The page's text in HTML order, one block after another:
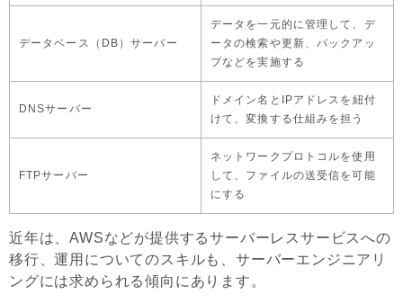
データベース（DB）サーバー
データを一元的に管理して、デ
ータの検索や更新、バックアッ
プなどを実施する
DNSサーバー
ドメイン名とIPアドレスを紐付
けて、変換する仕組みを担う
FTPサーバー
ネットワークプロトコルを使用
して、ファイルの送受信を可能
にする
近年は、AWSなどが提供するサーバーレスサービスへの
移行、運用についてのスキルも、サーバーエンジニアリ
ングには求められる傾向にあります。